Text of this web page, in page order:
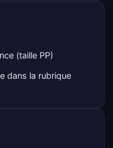
(taille PP)
dans la rubrique